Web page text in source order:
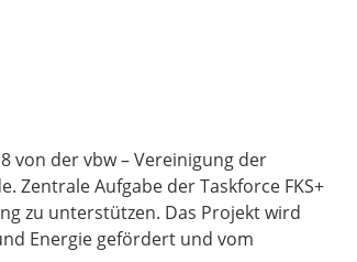
von der vbw – Vereinigung der
Zentrale Aufgabe der Taskforce FKS+
zu unterstützen. Das Projekt wird
Energie gefördert und vom